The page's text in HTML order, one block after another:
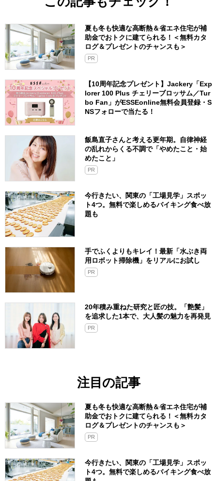
夏も冬も快適な高断熱＆省エネ住宅が補
助金でおトクに建てられる！＜無料カタ
ログ＆プレゼントのチャンスも＞
PR
【10周年記念プレゼント】Jackery「Exp
lorer 100 Plus チェリーブロッサム／Tur
bo Fan」がESSEonline無料会員登録・S
NSフォローで当たる！
飯島直子さんと考える更年期。自律神経
の乱れからくる不調で「やめたこと・始
めたこと」
PR
今行きたい、関東の「工場見学」スポッ
ト4つ。無料で楽しめるバイキング食べ放
題も
手でふくよりもキレイ！最新「水ぶき両
用ロボット掃除機」をリアルにお試し
PR
20年積み重ねた研究と匠の技。「艶髪」
を追求した1本で、大人髪の魅力を再発見
PR
注目の記事
夏も冬も快適な高断熱＆省エネ住宅が補
助金でおトクに建てられる！＜無料カタ
ログ＆プレゼントのチャンスも＞
PR
今行きたい、関東の「工場見学」スポッ
ト4つ。無料で楽しめるバイキング食べ放